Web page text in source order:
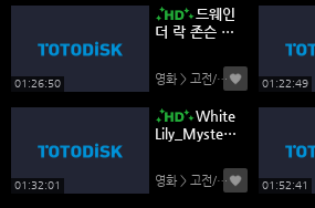
01:26:50
드웨인
더 락 존슨 뉴
영화 > 고전/명작 01:22:49
01:32:01
White
Lily_Mystery
er (흰 백합)_
미스터리 범영화 > 고전/명작 01:52:41